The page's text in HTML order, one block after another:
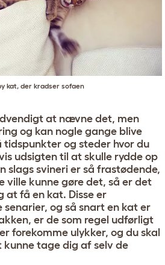
kat, der kradser sofaen
at nævne det, men
og kan nogle gange blive
tidspunkter og steder hvor du
udsigten til at skulle rydde op
slags svineri er så frastødende,
ville kunne gøre det, så er det
at få en kat. Disse er
og så snart en kat er
er de som regel udførligt
forekomme ulykker, og du skal
tage dig af selv de